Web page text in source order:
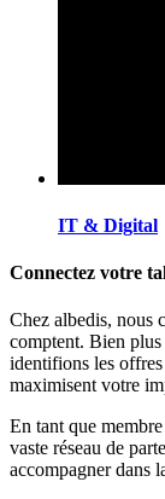
IT & Digital
Connectez votre
Chez albedis, nous
comptent. Bien plus
identifions les
maximisent votre
En tant que
vaste réseau de
accompagner dans